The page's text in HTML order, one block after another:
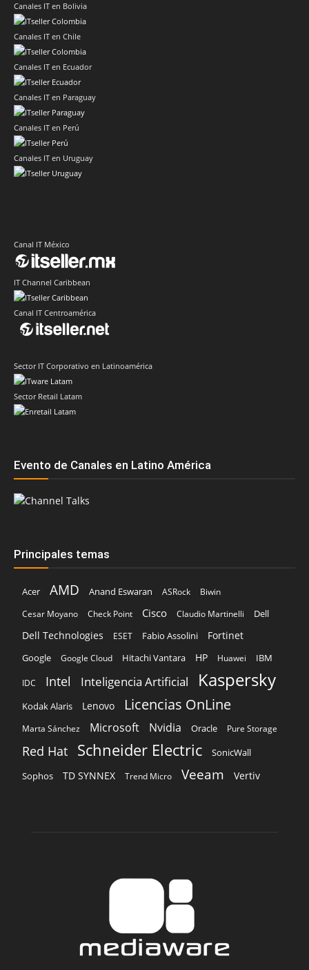
Canales IT en Bolivia
Canales IT en Chile
Canales IT en Ecuador
Canales IT en Paraguay
Canales IT en Perú
Canales IT en Uruguay
Canal IT México
IT Channel Caribbean
Canal IT Centroamérica
Sector IT Corporativo en Latinoamérica
Sector Retail Latam
Evento de Canales en Latino América
Principales temas
Acer AMD Anand Eswaran ASRock
Biwin
Cesar Moyano
Check Point Cisco Claudio Martinelli Dell
Dell Technologies ESET Fabio Assolini Fortinet
Google Google Cloud Hitachi Vantara HP Huawei IBM
IDC Intel Inteligencia Artificial Kaspersky
Kodak Alaris Lenovo Licencias OnLine
Marta Sánchez Microsoft Nvidia Oracle Pure Storage
Red Hat Schneider Electric SonicWall
Sophos TD SYNNEX Trend Micro Veeam Vertiv